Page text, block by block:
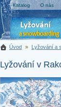
Katalog O nás
Úvod » Lyžování a
Lyžování v